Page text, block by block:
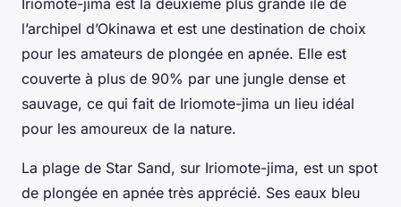
l’archipel d’Okinawa et est une destination de choix
pour les amateurs de plongée en apnée. Elle est
couverte à plus de 90% par une jungle dense et
sauvage, ce qui fait de Iriomote-jima un lieu idéal
pour les amoureux de la nature.
La plage de Star Sand, sur Iriomote-jima, est un spot
de plongée en apnée très apprécié. Ses eaux bleu